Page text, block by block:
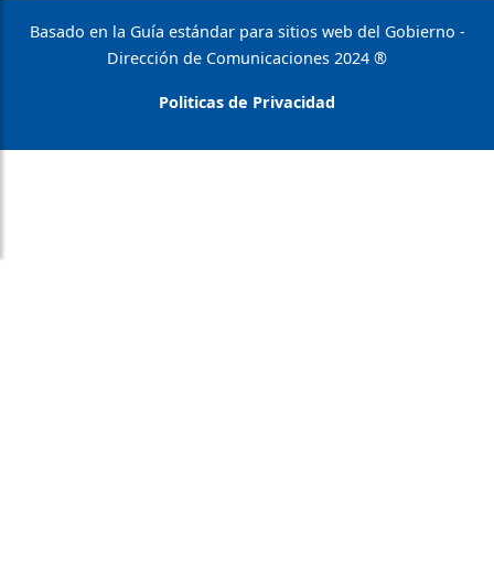
Basado en la Guía estándar para sitios web del Gobierno -
Dirección de Comunicaciones 2024 ®
Politicas de Privacidad